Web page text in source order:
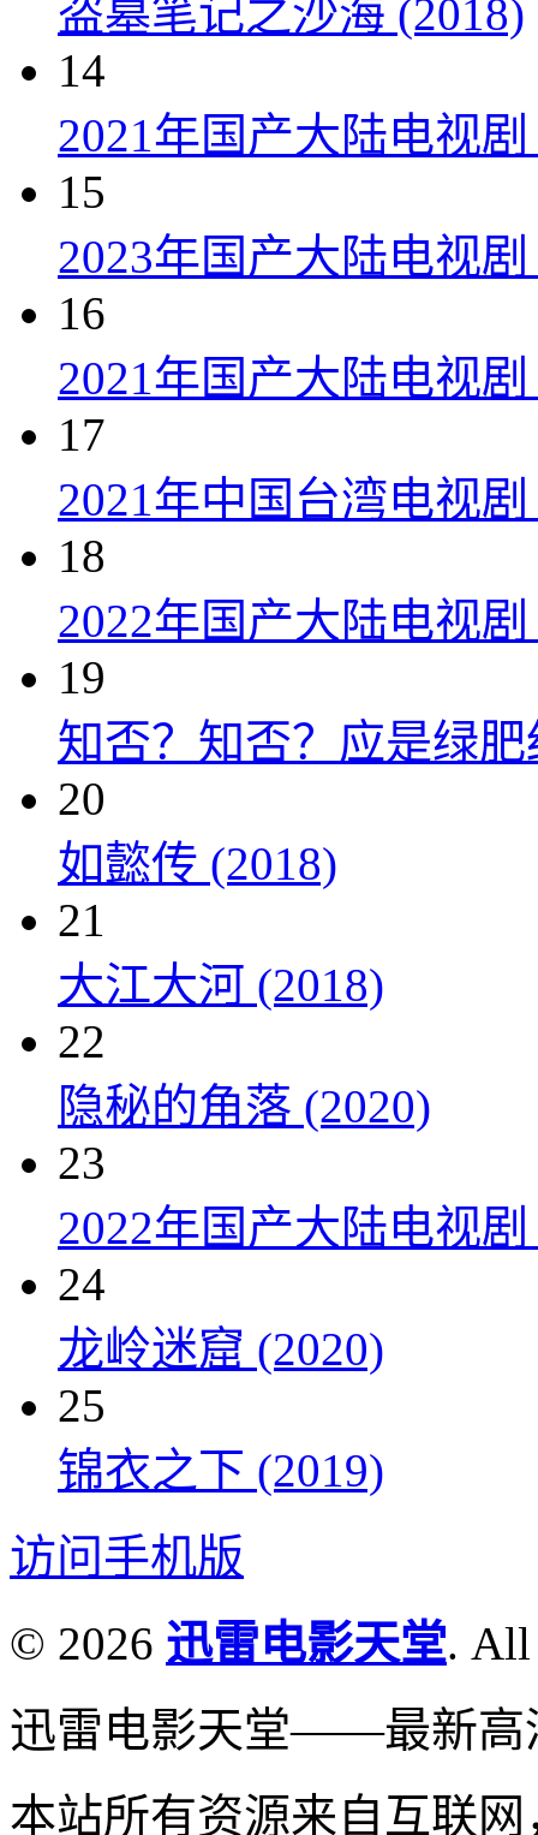
盗墓笔记之沙海 (2018)
14
2021年国产大陆电视
15
2023年国产大陆电视
16
2021年国产大陆电视
17
2021年中国台湾电视
18
2022年国产大陆电视
19
知否？知否？应是绿肥
20
如懿传 (2018)
21
大江大河 (2018)
22
隐秘的角落 (2020)
23
2022年国产大陆电视
24
龙岭迷窟 (2020)
25
锦衣之下 (2019)
访问手机版
© 2026 迅雷电影天堂. All
迅雷电影天堂——最新高
本站所有资源来自互联